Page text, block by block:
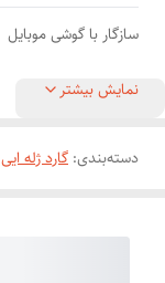
سازگار با گوشی موبایل
نمایش بیشتر
دسته‌بندی: گارد ژله ایی